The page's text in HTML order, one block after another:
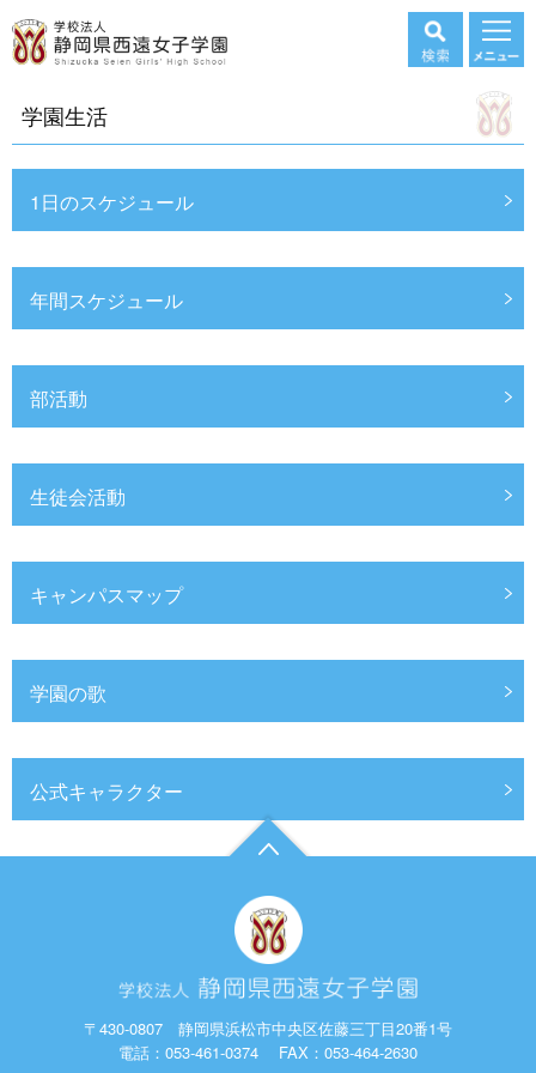
学園生活
1日のスケジュール
年間スケジュール
部活動
生徒会活動
キャンパスマップ
学園の歌
公式キャラクター
〒430-0807 静岡県浜松市中央区佐藤三丁目20番1号
電話： 053-461-0374 FAX：053-464-2630